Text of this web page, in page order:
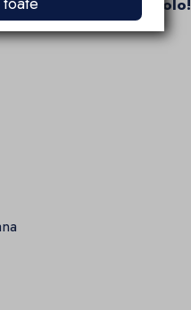
Sistemul de Dus Apolo!